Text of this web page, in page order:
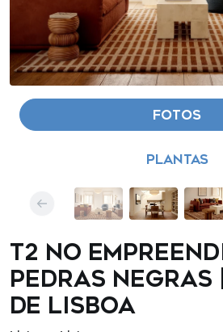
FOTOS
PLANTAS
T2 no
Pedras Negras
de Lisboa